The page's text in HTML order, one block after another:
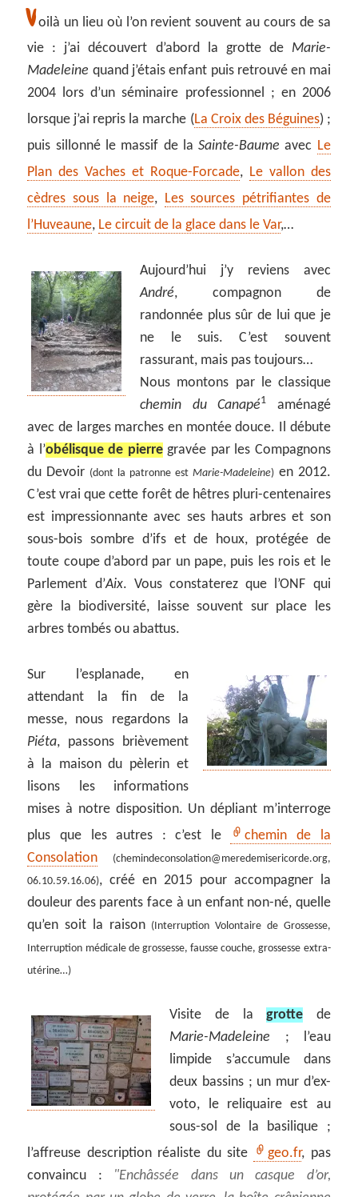
Voilà un lieu où l’on revient souvent au cours de sa
vie : j’ai découvert d’abord la grotte de Marie-
Madeleine quand j’étais enfant puis retrouvé en mai
2004 lors d’un séminaire professionnel ; en 2006
lorsque j’ai repris la marche (La Croix des Béguines) ;
puis sillonné le massif de laSainte-Baume avec Le
Plan des Vaches et Roque-Forcade, Le vallon des
cèdres sous la neige, Les sources pétrifiantes de
l’Huveaune, Le circuit de la glace dans le Var,…
Aujourd’hui j’y reviens avec
André, compagnon de
randonnée plus sûr de lui que je
ne le suis. C’est souvent
rassurant, mais pas toujours…
Nous montons par le classique
chemin du Canapé1
aménagé
avec de larges marches en montée douce. Il débute
à l’obélisque de pierre gravée par les Compagnons
du Devoir (dont la patronne est Marie-Madeleine)en 2012.
C’est vrai que cette forêt de hêtres pluri-centenaires
est impressionnante avec ses hauts arbres et son
sous-bois sombre d’ifs et de houx, protégée de
toute coupe d’abord par un pape, puis les rois et le
Parlement d’Aix. Vous constaterez que l’ONF qui
gère la biodiversité, laisse souvent sur place les
arbres tombés ou abattus.
Sur l’esplanade, en
attendant la fin de la
messe, nous regardons la
Piéta, passons brièvement
à la maison du pèlerin et
lisons les informations
mises à notre disposition. Un dépliant m’interroge
plus que les autres : c’est le
chemin de la
Consolation
(chemindeconsolation@meredemisericorde.org,
06.10.59.16.06), créé en 2015 pour accompagner la
douleur des parents face à un enfant non-né, quelle
qu’en soit la raison (Interruption Volontaire de Grossesse,
Interruption médicale de grossesse, fausse couche, grossesse extra-
utérine…)
Visite de lagrotte de
Marie-Madeleine ; l’eau
limpide s’accumule dans
deux bassins ; un mur d’ex-
voto, le reliquaire est au
sous-sol de la basilique ;
l’affreuse description réaliste du site
geo.fr, pas
convaincu :
Enchâssée dans un casque d’or,